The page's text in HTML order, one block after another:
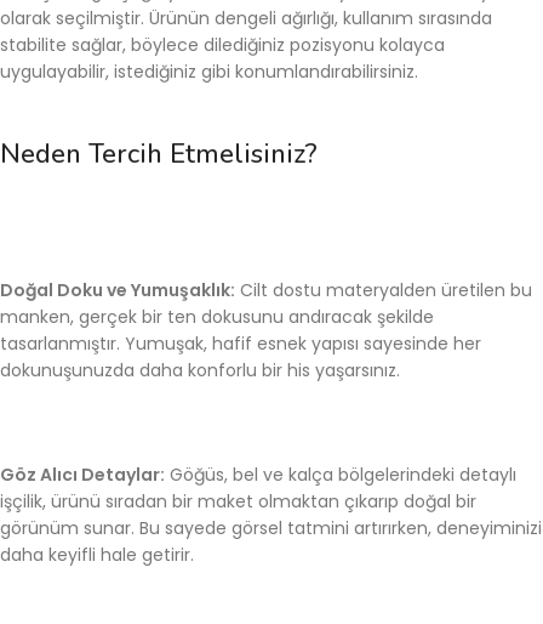
olarak seçilmiştir. Ürünün dengeli ağırlığı, kullanım sırasında
stabilite sağlar, böylece dilediğiniz pozisyonu kolayca
uygulayabilir, istediğiniz gibi konumlandırabilirsiniz.
Neden Tercih Etmelisiniz?
Doğal Doku ve Yumuşaklık: Cilt dostu materyalden üretilen bu
manken, gerçek bir ten dokusunu andıracak şekilde
tasarlanmıştır. Yumuşak, hafif esnek yapısı sayesinde her
dokunuşunuzda daha konforlu bir his yaşarsınız.
Göz Alıcı Detaylar: Göğüs, bel ve kalça bölgelerindeki detaylı
işçilik, ürünü sıradan bir maket olmaktan çıkarıp doğal bir
görünüm sunar. Bu sayede görsel tatmini artırırken, deneyiminizi
daha keyifli hale getirir.